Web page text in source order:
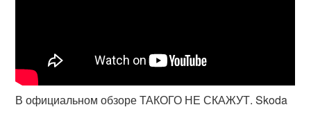
В официальном обзоре ТАКОГО НЕ СКАЖУТ. Skoda